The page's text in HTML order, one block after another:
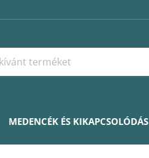
MEDENCÉK ÉS KIKAPCSOLÓDÁS